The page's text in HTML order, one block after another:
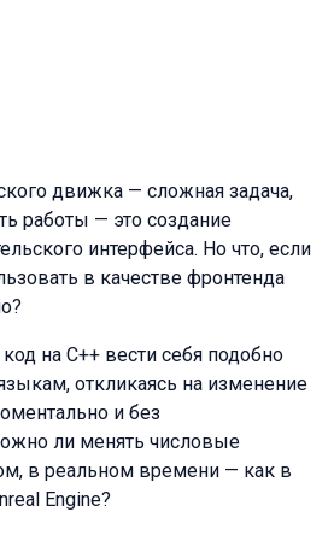
движка — сложная задача,
работы — это создание
интерфейса. Но что, если
в качестве фронтенда
на C++ вести себя подобно
откликаясь на изменение
и без
ли менять числовые
в реальном времени — как в
Engine?